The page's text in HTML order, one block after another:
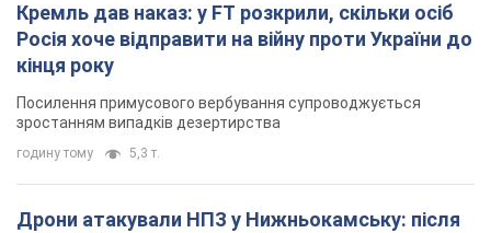
Кремль дав наказ: у FT розкрили, скільки осіб
Росія хоче відправити на війну проти України до
кінця року
Посилення примусового вербування супроводжується
зростанням випадків дезертирства
годину тому 5,3 т.
Дрони атакували НПЗ у Нижньокамську: після